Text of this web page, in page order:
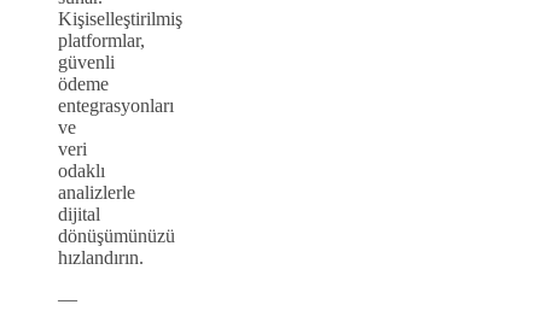
Kişiselleştirilmiş
platformlar,
güvenli
ödeme
entegrasyonları
ve
veri
odaklı
analizlerle
dijital
dönüşümünüzü
hızlandırın.
—